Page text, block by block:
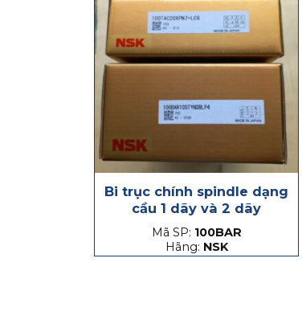
Bi trục chính spindle dạng
cầu 1 dãy và 2 dãy
Mã SP: 100BAR
Hãng: NSK